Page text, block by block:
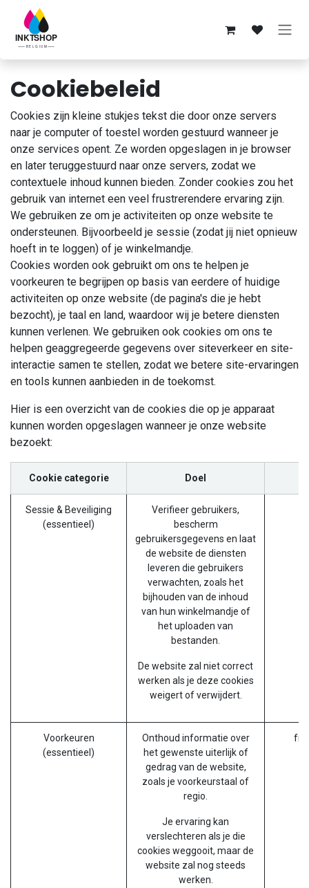
Overslaan naar inhoud
Cookiebeleid
Cookies zijn kleine stukjes tekst die door onze servers
naar je computer of toestel worden gestuurd wanneer je
onze services opent. Ze worden opgeslagen in je browser
en later teruggestuurd naar onze servers, zodat we
contextuele inhoud kunnen bieden. Zonder cookies zou het
gebruik van internet een veel frustrerendere ervaring zijn.
We gebruiken ze om je activiteiten op onze website te
ondersteunen. Bijvoorbeeld je sessie (zodat jij niet opnieuw
hoeft in te loggen) of je winkelmandje.
Cookies worden ook gebruikt om ons te helpen je
voorkeuren te begrijpen op basis van eerdere of huidige
activiteiten op onze website (de pagina's die je hebt
bezocht), je taal en land, waardoor wij je betere diensten
kunnen verlenen. We gebruiken ook cookies om ons te
helpen geaggregeerde gegevens over siteverkeer en site-
interactie samen te stellen, zodat we betere site-ervaringen
en tools kunnen aanbieden in de toekomst.
Hier is een overzicht van de cookies die op je apparaat
kunnen worden opgeslagen wanneer je onze website
bezoekt:
Cookie categorie Doel
Sessie & Beveiliging
(essentieel)
Verifieer gebruikers,
bescherm
gebruikersgegevens en laat
de website de diensten
leveren die gebruikers
verwachten, zoals het
bijhouden van de inhoud
van hun winkelmandje of
het uploaden van
bestanden.
De website zal niet correct
werken als je deze cookies
weigert of verwijdert.
Voorkeuren
(essentieel)
Onthoud informatie over
het gewenste uiterlijk of
gedrag van de website,
zoals je voorkeurstaal of
regio.
Je ervaring kan
verslechteren als je die
cookies weggooit, maar de
website zal nog steeds
werken.